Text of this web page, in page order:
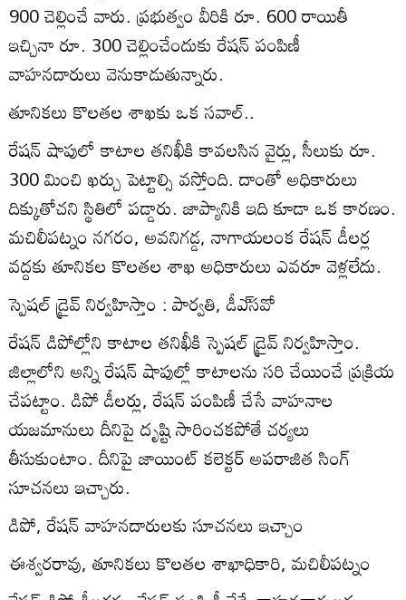
900 చెల్లించే వారు. ప్రభుత్వం వీరికి రూ. 600 రాయితీ
ఇచ్చినా రూ. 300 చెల్లించేందుకు రేషన్‌ పంపిణీ
వాహనదారులు వెనుకాడుతున్నారు.
తూనికలు కొలతల శాఖకు ఒక సవాల్‌..
రేషన్‌ షాపులో కాటాల తనిఖీకి కావలసిన వైర్లు, సీలుకు రూ.
300 మించి ఖర్చు పెట్టాల్సి వస్తోంది. దాంతో అధికారులు
దిక్కుతోచని స్థితిలో పడ్డారు. జాప్యానికి ఇది కూడా ఒక కారణం.
మచిలీపట్నం నగరం, అవనిగడ్డ, నాగాయలంక రేషన్‌ డీలర్ల
వద్దకు తూనికల కొలతల శాఖ అధికారులు ఎవరూ వెళ్లలేదు.
స్పెషల్‌ డ్రైవ్‌ నిర్వహిస్తాం : పార్వతి, డీఎ్‌సవో
రేషన్‌ డిపోల్లోని కాటాల తనిఖీకి స్పెషల్‌ డ్రైవ్‌ నిర్వహిస్తాం.
జిల్లాలోని అన్ని రేషన్‌ షాపుల్లో కాటాలను సరి చేయించే ప్రక్రియ
చేపట్టాం. డిపో డీలర్లు, రేషన్‌ పంపిణీ చేసే వాహనాల
యజమానులు దీనిపై దృష్టి సారించకపోతే చర్యలు
తీసుకుంటాం. దీనిపై జాయింట్‌ కలెక్టర్‌ అపరాజిత సింగ్‌
సూచనలు ఇచ్చారు.
డిపో, రేషన్‌ వాహనదారులకు సూచనలు ఇచ్చాం
ఈశ్వరరావు, తూనికలు కొలతల శాఖాధికారి, మచిలీపట్నం